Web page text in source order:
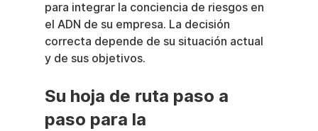
para integrar la conciencia de riesgos en
el ADN de su empresa. La decisión
correcta depende de su situación actual
y de sus objetivos.
Su hoja de ruta paso a
paso para la